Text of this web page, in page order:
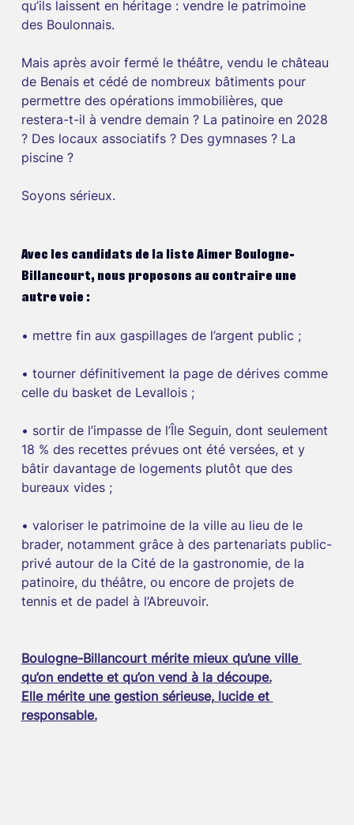
qu’ils laissent en héritage : vendre le patrimoine
des Boulonnais.
Mais après avoir fermé le théâtre, vendu le château
de Benais et cédé de nombreux bâtiments pour
permettre des opérations immobilières, que
restera-t-il à vendre demain ? La patinoire en 2028
? Des locaux associatifs ? Des gymnases ? La
piscine ?
Soyons sérieux.
Avec les candidats de la liste Aimer Boulogne-
Billancourt, nous proposons au contraire une
autre voie :
• mettre fin aux gaspillages de l’argent public ;
• tourner définitivement la page de dérives comme
celle du basket de Levallois ;
• sortir de l’impasse de l’Île Seguin, dont seulement
18 % des recettes prévues ont été versées, et y
bâtir davantage de logements plutôt que des
bureaux vides ;
• valoriser le patrimoine de la ville au lieu de le
brader, notamment grâce à des partenariats public-
privé autour de la Cité de la gastronomie, de la
patinoire, du théâtre, ou encore de projets de
tennis et de padel à l’Abreuvoir.
Boulogne-Billancourt mérite mieux qu’une ville
qu’on endette et qu’on vend à la découpe.
Elle mérite une gestion sérieuse, lucide et
responsable.